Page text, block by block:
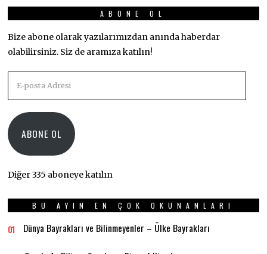
ABONE OL
Bize abone olarak yazılarımızdan anında haberdar
olabilirsiniz. Siz de aramıza katılın!
posta
ABONE OL
Diğer 335 aboneye katılın
BU AYIN EN ÇOK OKUNANLARI
01 Dünya Bayrakları ve Bilinmeyenler – Ülke Bayrakları